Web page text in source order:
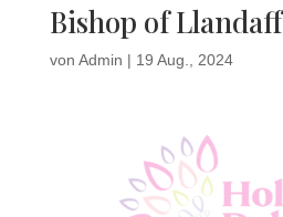
Bishop of Llandaff
von Admin | 19 Aug., 2024